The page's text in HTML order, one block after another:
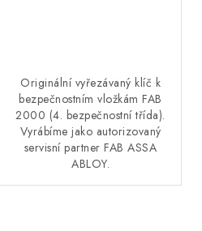
Originální vyřezávaný klíč k
bezpečnostním vložkám FAB
2000 (4. bezpečnostní třída).
Vyrábíme jako autorizovaný
servisní partner FAB ASSA
ABLOY.